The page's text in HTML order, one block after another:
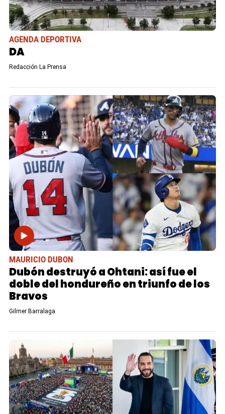
AGENDA DEPORTIVA
DA
Redacción La Prensa
MAURICIO DUBON
Dubón destruyó a Ohtani: así fue el
doble del hondureño en triunfo de los
Bravos
Gilmer Barralaga